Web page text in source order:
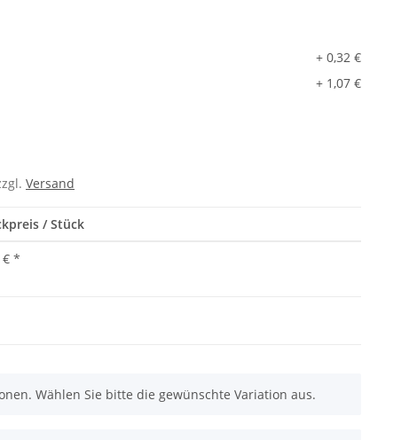
+ 0,32 €
+ 1,07 €
Versand
/ Stück
€ *
Wählen Sie bitte die gewünschte Variation aus.